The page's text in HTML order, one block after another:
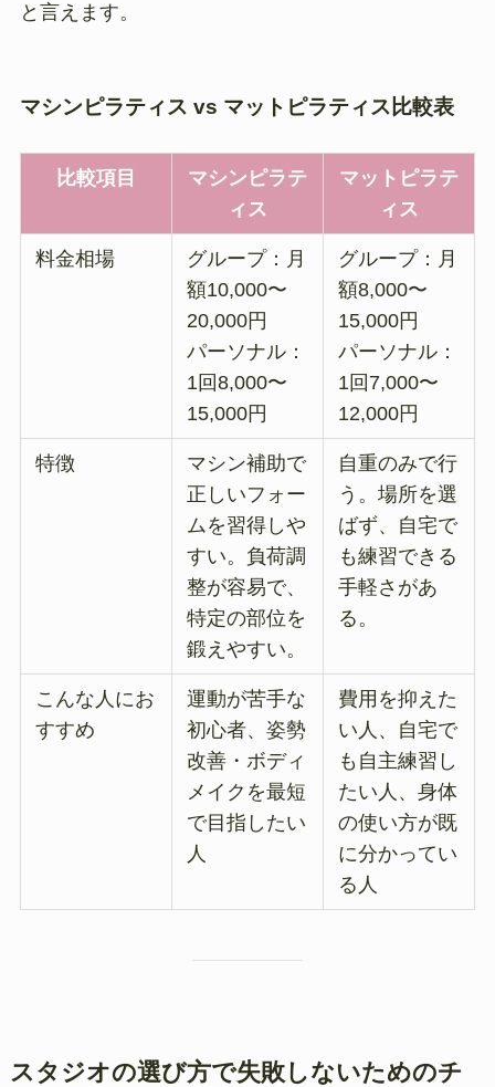
と言えます。
マシンピラティス vs マットピラティス比較表
比較項目
マシンピラテ
ィス
マットピラテ
ィス
料金相場
グループ：月
額10,000〜
20,000円
パーソナル：
1回8,000〜
15,000円
グループ：月
額8,000〜
15,000円
パーソナル：
1回7,000〜
12,000円
特徴
マシン補助で
正しいフォー
ムを習得しや
すい。負荷調
整が容易で、
特定の部位を
鍛えやすい。
自重のみで行
う。場所を選
ばず、自宅で
も練習できる
手軽さがあ
る。
こんな人にお
すすめ
運動が苦手な
初心者、姿勢
改善・ボディ
メイクを最短
で目指したい
人
費用を抑えた
い人、自宅で
も自主練習し
たい人、身体
の使い方が既
に分かってい
る人
スタジオの選び方で失敗しないためのチ